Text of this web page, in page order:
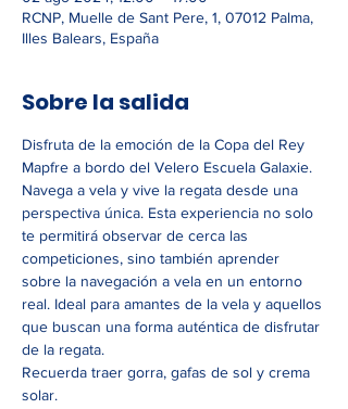
RCNP, Muelle de Sant Pere, 1, 07012 Palma,
Illes Balears, España
Sobre la salida
Disfruta de la emoción de la Copa del Rey
Mapfre a bordo del Velero Escuela Galaxie.
Navega a vela y vive la regata desde una
perspectiva única. Esta experiencia no solo
te permitirá observar de cerca las
competiciones, sino también aprender
sobre la navegación a vela en un entorno
real. Ideal para amantes de la vela y aquellos
que buscan una forma auténtica de disfrutar
de la regata.
Recuerda traer gorra, gafas de sol y crema
solar.